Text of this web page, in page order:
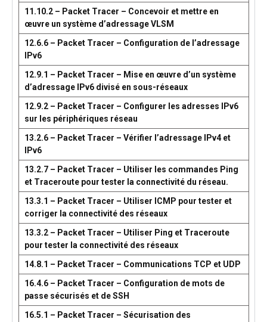
11.10.2 – Packet Tracer – Concevoir et mettre en
œuvre un système d’adressage VLSM
12.6.6 – Packet Tracer – Configuration de l’adressage
IPv6
12.9.1 – Packet Tracer – Mise en œuvre d’un système
d’adressage IPv6 divisé en sous-réseaux
12.9.2 – Packet Tracer – Configurer les adresses IPv6
sur les périphériques réseau
13.2.6 – Packet Tracer – Vérifier l’adressage IPv4 et
IPv6
13.2.7 – Packet Tracer – Utiliser les commandes Ping
et Traceroute pour tester la connectivité du réseau.
13.3.1 – Packet Tracer – Utiliser ICMP pour tester et
corriger la connectivité des réseaux
13.3.2 – Packet Tracer – Utiliser Ping et Traceroute
pour tester la connectivité des réseaux
14.8.1 – Packet Tracer – Communications TCP et UDP
16.4.6 – Packet Tracer – Configuration de mots de
passe sécurisés et de SSH
16.5.1 – Packet Tracer – Sécurisation des